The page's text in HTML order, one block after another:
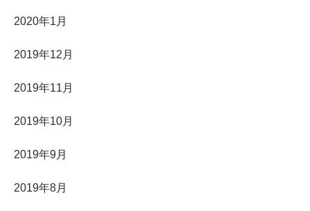
2020年1月
2019年12月
2019年11月
2019年10月
2019年9月
2019年8月